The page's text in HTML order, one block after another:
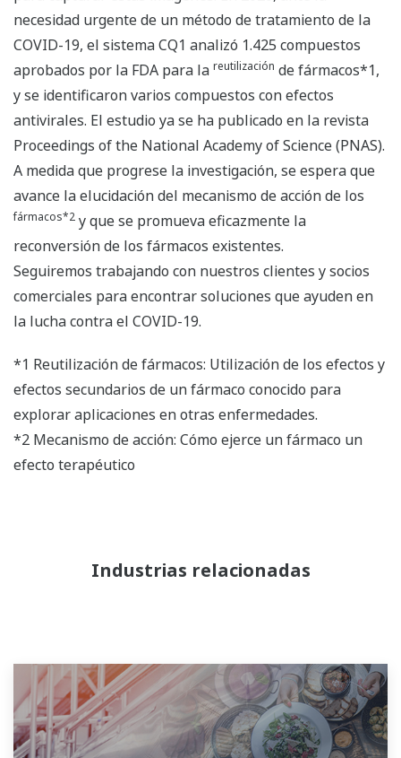
necesidad urgente de un método de tratamiento de la
COVID-19, el sistema CQ1 analizó 1.425 compuestos
aprobados por la FDA para la reutilización de fármacos*1,
y se identificaron varios compuestos con efectos
antivirales. El estudio ya se ha publicado en la revista
Proceedings of the National Academy of Science (PNAS).
A medida que progrese la investigación, se espera que
avance la elucidación del mecanismo de acción de los
fármacos*2 y que se promueva eficazmente la
reconversión de los fármacos existentes.
Seguiremos trabajando con nuestros clientes y socios
comerciales para encontrar soluciones que ayuden en
la lucha contra el COVID-19.
*1 Reutilización de fármacos: Utilización de los efectos y
efectos secundarios de un fármaco conocido para
explorar aplicaciones en otras enfermedades.
*2 Mecanismo de acción: Cómo ejerce un fármaco un
efecto terapéutico
Industrias relacionadas